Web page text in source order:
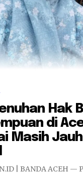
Hak
di
Masih
| BANDA ACEH —